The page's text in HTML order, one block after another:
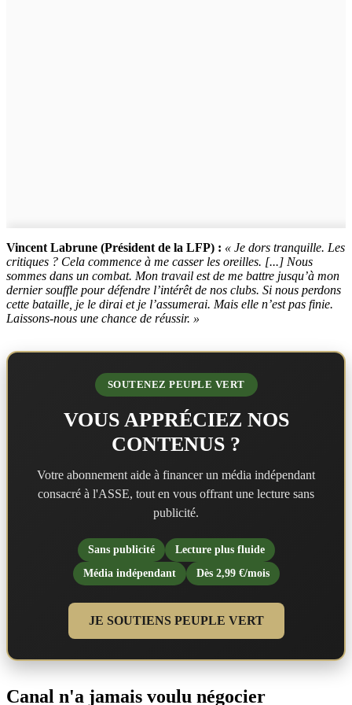
Vincent Labrune (Président de la LFP) : « Je dors tranquille. Les
critiques ? Cela commence à me casser les oreilles. [...] Nous
sommes dans un combat. Mon travail est de me battre jusqu’à mon
dernier souffle pour défendre l’intérêt de nos clubs. Si nous perdons
cette bataille, je le dirai et je l’assumerai. Mais elle n’est pas finie.
Laissons-nous une chance de réussir. »
SOUTENEZ PEUPLE VERT
VOUS APPRÉCIEZ NOS
CONTENUS ?
Votre abonnement aide à financer un média indépendant
consacré à l'ASSE, tout en vous offrant une lecture sans
publicité.
Sans publicité
Lecture plus fluide
Média indépendant
Dès 2,99 €/mois
JE SOUTIENS PEUPLE VERT
Canal n'a jamais voulu négocier